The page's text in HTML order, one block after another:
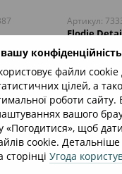
конфіденційність
файли cookie
цілей, а
роботи
вашого
«Погодитися», щоб
cookie.
Угода
Details
Артикул:
Elodie
Сумка для
Changing Bag
3 563 грн
В кошик